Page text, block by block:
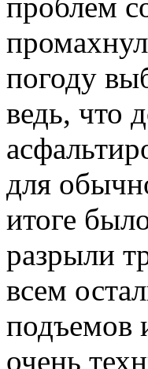
погоду
ведь, что
для
итоге
разрыли
всем
подъемов
очень